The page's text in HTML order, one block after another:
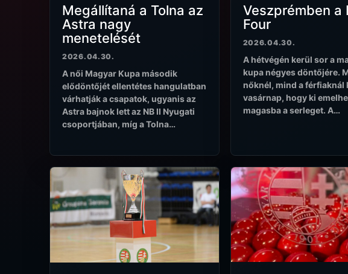
Megállítaná a Tolna az
Astra nagy
menetelését
2026.04.30.
A női Magyar Kupa második
elődöntőjét ellentétes hangulatban
várhatják a csapatok, ugyanis az
Astra bajnok lett az NB II Nyugati
csoportjában, míg a Tolna…
Veszprémben a
Four
2026.04.30.
A hétvégén kerül sor a
kupa négyes döntőjére.
nőknél, mind a férfiaknál
vasárnap, hogy ki
magasba a serleget. A…